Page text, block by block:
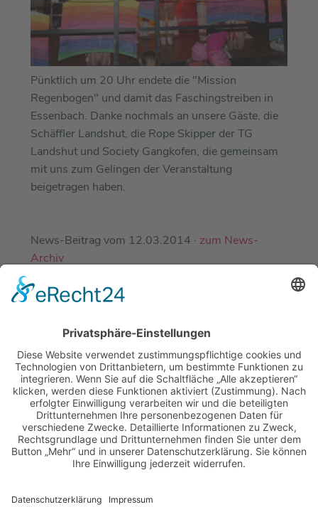
Pünktlich um 20 Uhr endete die "Mission
Regenbogen" und damit das Faschingstreiben in
Essenbach. Danke nochmals an unsere Gäste, die
Schäffler Landshut, die Rope Skipper der TG
Landshut und Society Gangkofen, die gemeinsam
mit uns zum Gelingen der Veranstaltung
beigetragen haben.
News-Beitrag vom 12.03.2014 · zum News-
Archiv
EINE ABTEILUNG DES
DJK-SV MIRSKOFEN E.V.
MIT FREUNDLICHER UNTERSTÜTZUNG
UNSERER PARTNER-SPORTVEREINE